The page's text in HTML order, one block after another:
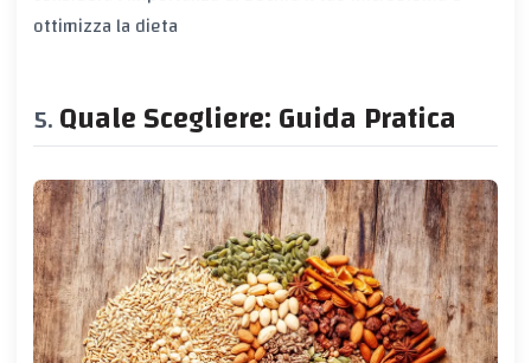
ottimizza la dieta
Quale Scegliere: Guida Pratica